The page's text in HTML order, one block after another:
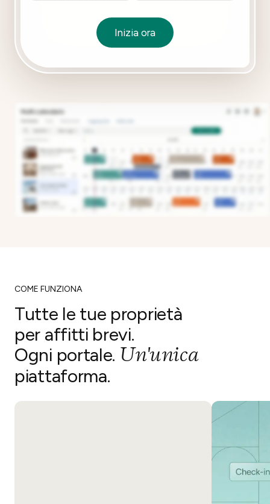
Inizia ora
COME FUNZIONA
Tutte le tue proprietà
per affitti brevi.
Ogni portale. Un'unica
piattaforma.